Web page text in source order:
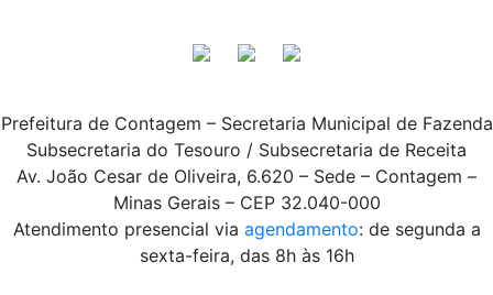
Prefeitura de Contagem – Secretaria Municipal de Fazenda
Subsecretaria do Tesouro / Subsecretaria de Receita
Av. João Cesar de Oliveira, 6.620 – Sede – Contagem –
Minas Gerais – CEP 32.040-000
Atendimento presencial via agendamento: de segunda a
sexta-feira, das 8h às 16h